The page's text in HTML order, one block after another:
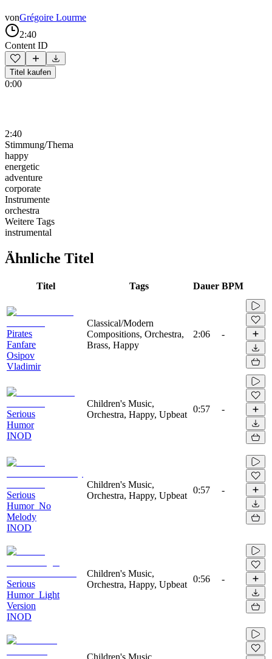
vonGrégoire Lourme
2:40
Content ID
Titel kaufen
0:00
2:40
Stimmung/Thema
happy
energetic
adventure
corporate
Instrumente
orchestra
Weitere Tags
instrumental
Ähnliche Titel
Titel Tags Dauer BPM
Pirates
Fanfare
Osipov
Vladimir
Classical/Modern
Compositions, Orchestra,
Brass, Happy
2:06 -
Serious
Humor
INOD
Children's Music,
Orchestra, Happy, Upbeat
0:57 -
Serious
Humor_No
Melody
INOD
Children's Music,
Orchestra, Happy, Upbeat
0:57 -
Serious
Humor_Light
Version
INOD
Children's Music,
Orchestra, Happy, Upbeat
0:56 -
Children's Music,